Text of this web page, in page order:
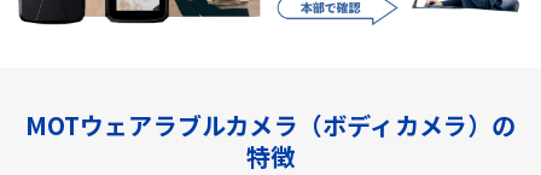
MOTウェアラブルカメラ（ボディカメラ）の
特徴